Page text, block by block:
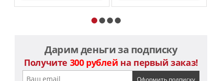
Дарим деньги за подписку
Получите 300 рублей на первый заказ!